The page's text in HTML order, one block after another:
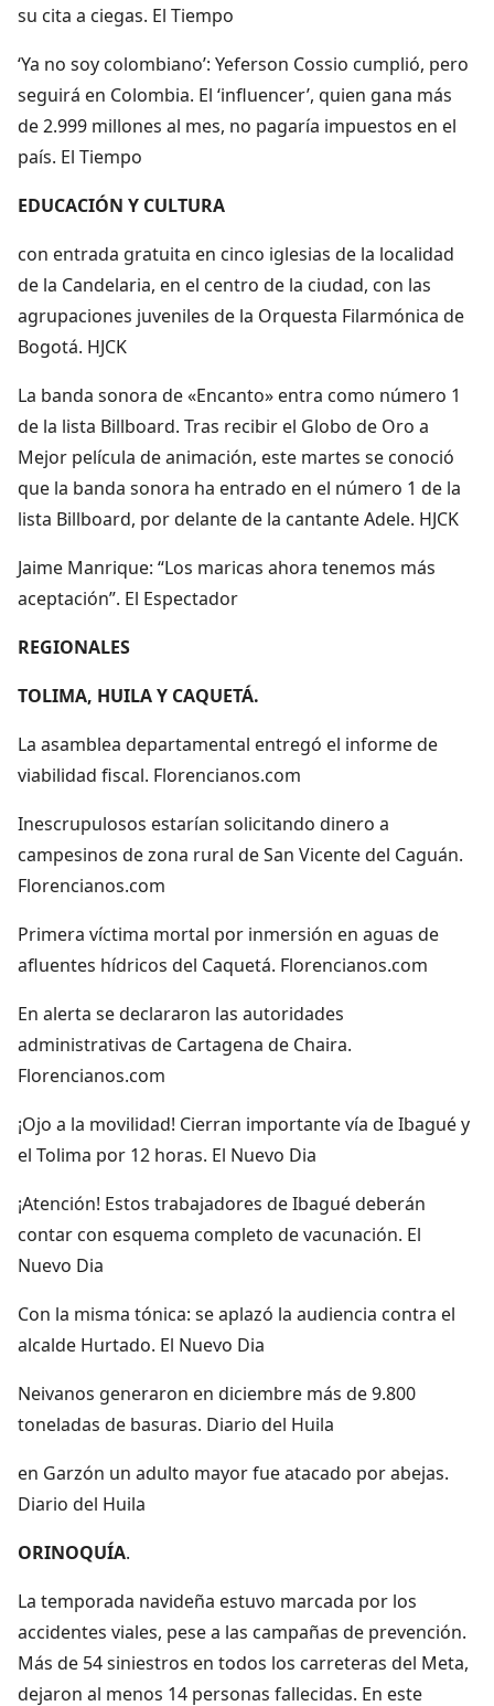
su cita a ciegas. El Tiempo
‘Ya no soy colombiano’: Yeferson Cossio cumplió, pero
seguirá en Colombia. El ‘influencer’, quien gana más
de 2.999 millones al mes, no pagaría impuestos en el
país. El Tiempo
EDUCACIÓN Y CULTURA
con entrada gratuita en cinco iglesias de la localidad
de la Candelaria, en el centro de la ciudad, con las
agrupaciones juveniles de la Orquesta Filarmónica de
Bogotá. HJCK
La banda sonora de «Encanto» entra como número 1
de la lista Billboard. Tras recibir el Globo de Oro a
Mejor película de animación, este martes se conoció
que la banda sonora ha entrado en el número 1 de la
lista Billboard, por delante de la cantante Adele. HJCK
Jaime Manrique: “Los maricas ahora tenemos más
aceptación”. El Espectador
REGIONALES
TOLIMA, HUILA Y CAQUETÁ.
La asamblea departamental entregó el informe de
viabilidad fiscal. Florencianos.com
Inescrupulosos estarían solicitando dinero a
campesinos de zona rural de San Vicente del Caguán.
Florencianos.com
Primera víctima mortal por inmersión en aguas de
afluentes hídricos del Caquetá. Florencianos.com
En alerta se declararon las autoridades
administrativas de Cartagena de Chaira.
Florencianos.com
¡Ojo a la movilidad! Cierran importante vía de Ibagué y
el Tolima por 12 horas. El Nuevo Dia
¡Atención! Estos trabajadores de Ibagué deberán
contar con esquema completo de vacunación. El
Nuevo Dia
Con la misma tónica: se aplazó la audiencia contra el
alcalde Hurtado. El Nuevo Dia
Neivanos generaron en diciembre más de 9.800
toneladas de basuras. Diario del Huila
en Garzón un adulto mayor fue atacado por abejas.
Diario del Huila
ORINOQUÍA.
La temporada navideña estuvo marcada por los
accidentes viales, pese a las campañas de prevención.
Más de 54 siniestros en todos los carreteras del Meta,
dejaron al menos 14 personas fallecidas. En este